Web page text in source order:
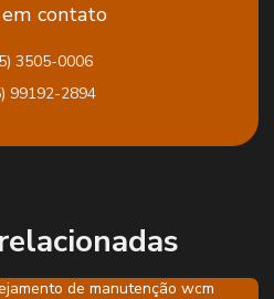
rotativos
rotativos
contato
3505-0006
99192-2894